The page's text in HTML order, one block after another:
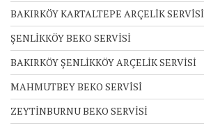
BAKIRKÖY KARTALTEPE ARÇELİK SERVİSİ
ŞENLİKKÖY BEKO SERVİSİ
BAKIRKÖY ŞENLİKKÖY ARÇELİK SERVİSİ
MAHMUTBEY BEKO SERVİSİ
ZEYTİNBURNU BEKO SERVİSİ